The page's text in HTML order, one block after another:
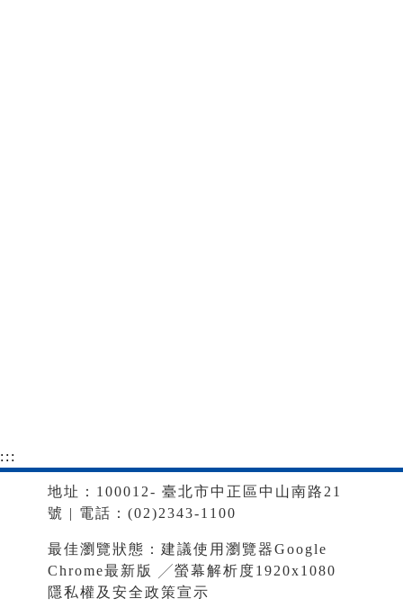
:::
地址：100012- 臺北市中正區中山南路21
號 | 電話：(02)2343-1100
最佳瀏覽狀態：建議使用瀏覽器Google
Chrome最新版 ╱螢幕解析度1920x1080
隱私權及安全政策宣示